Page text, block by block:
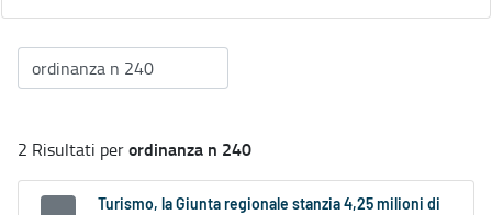
2 Risultati perordinanza n 240
Turismo, la Giunta regionale stanzia 4,25 milioni di